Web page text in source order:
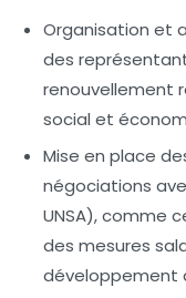
Organisation et
des
renouvellement
social et
Mise en place
négociations
UNSA), comme
des mesures
développement